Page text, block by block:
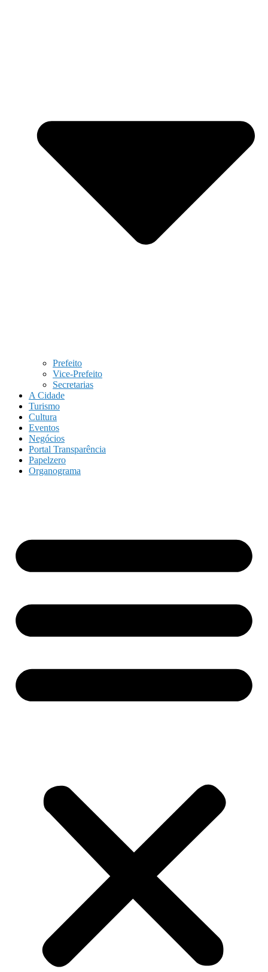
Prefeito
Vice-Prefeito
Secretarias
A Cidade
Turismo
Cultura
Eventos
Negócios
Portal Transparência
Papelzero
Organograma